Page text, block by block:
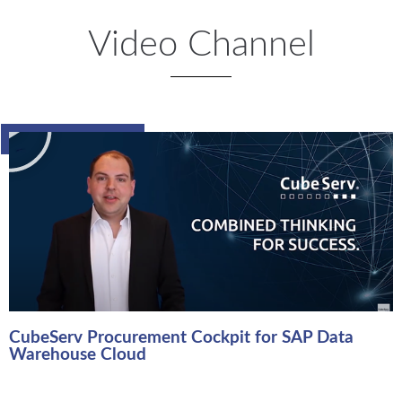
Video Channel
Video Recording
CubeServ Procurement Cockpit for SAP Data
Warehouse Cloud